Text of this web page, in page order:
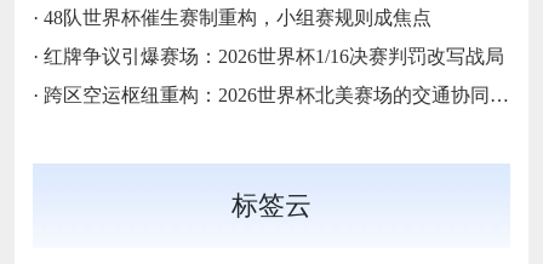
· 48队世界杯催生赛制重构，小组赛规则成焦点
· 红牌争议引爆赛场：2026世界杯1/16决赛判罚改写战局
· 跨区空运枢纽重构：2026世界杯北美赛场的交通协同与效能优化方案
标签云